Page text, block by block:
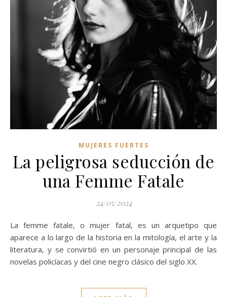
MUJERES FUERTES
La peligrosa seducción de
una Femme Fatale
24/05/2024
La femme fatale, o mujer fatal, es un arquetipo que
aparece a lo largo de la historia en la mitología, el arte y la
literatura, y se convirtió en un personaje principal de las
novelas policíacas y del cine negro clásico del siglo XX.